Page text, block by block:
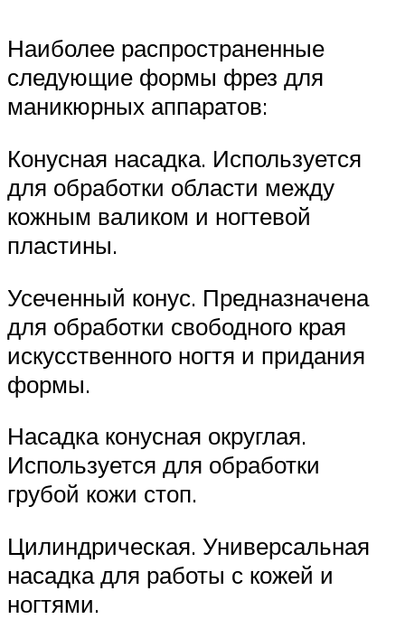
Наиболее распространенные
следующие формы фрез для
маникюрных аппаратов:
Конусная насадка. Используется
для обработки области между
кожным валиком и ногтевой
пластины.
Усеченный конус. Предназначена
для обработки свободного края
искусственного ногтя и придания
формы.
Насадка конусная округлая.
Используется для обработки
грубой кожи стоп.
Цилиндрическая. Универсальная
насадка для работы с кожей и
ногтями.